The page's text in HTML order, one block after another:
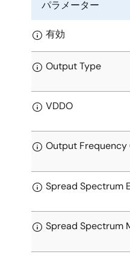
パラメーター
有効
Output Type
VDDO
Output Frequency
Spread Spectrum
Spread Spectrum